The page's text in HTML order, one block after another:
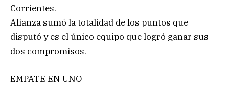
Corrientes.
Alianza sumó la totalidad de los puntos que
disputó y es el único equipo que logró ganar sus
dos compromisos.
EMPATE EN UNO